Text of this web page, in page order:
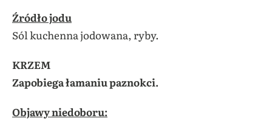
Źródło jodu
Sól kuchenna jodowana, ryby.
KRZEM
Zapobiega łamaniu paznokci.
Objawy niedoboru: